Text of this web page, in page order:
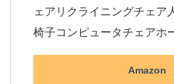
ェアリクライニングチェア
椅子コンピュータチェアホ
Amazon